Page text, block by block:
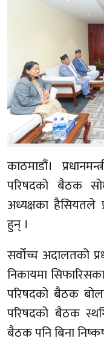
काठमाडौं।
परिषदको बैठक
अध्यक्षका हैसियतले
हुन् ।
सर्वोच्च अदालतको
निकायमा
परिषदको बैठक
परिषदको बैठक
बैठक पनि बिना